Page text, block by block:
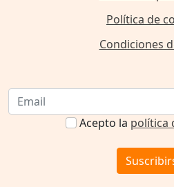
Política de
Condiciones
Acepto la política